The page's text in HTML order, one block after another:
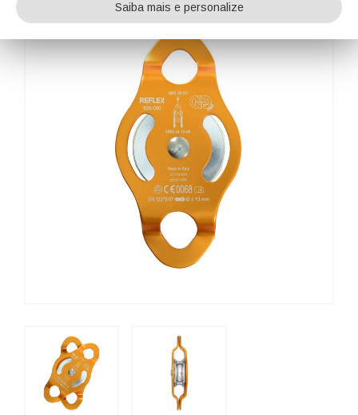
Saiba mais e personalize